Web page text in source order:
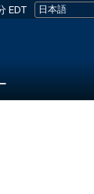
EDT